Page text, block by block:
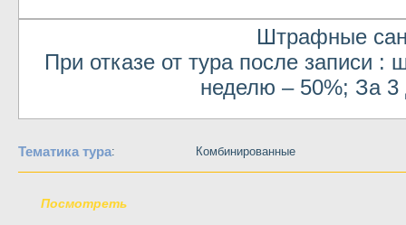
Штрафные
При отказе от тура после записи
неделю – 50%; За 3
Тематика тура: Комбинированные
Посмотреть